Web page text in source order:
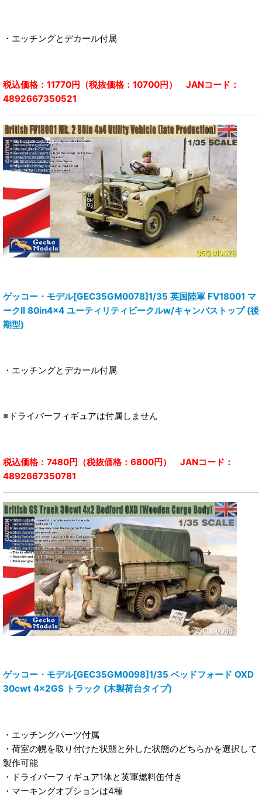
・エッチングとデカール付属
税込価格：11770円（税抜価格：10700円） JANコード：
4892667350521
ゲッコー・モデル[GEC35GM0078]1/35 英国陸軍 FV18001 マ
ークII 80in4x4 ユーティリティビークルw/キャンバストップ (後
期型)
・エッチングとデカール付属
※ドライバーフィギュアは付属しません
税込価格：7480円（税抜価格：6800円） JANコード：
4892667350781
ゲッコー・モデル[GEC35GM0098]1/35 ベッドフォード OXD
30cwt 4x2GS トラック (木製荷台タイプ)
・エッチングパーツ付属
・荷室の幌を取り付けた状態と外した状態のどちらかを選択して
製作可能
・ドライバーフィギュア1体と英軍燃料缶付き
・マーキングオプションは4種